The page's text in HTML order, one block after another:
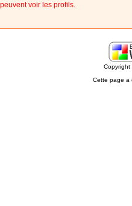
voir les profils.
Cette page a